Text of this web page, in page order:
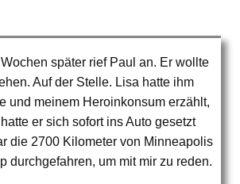
später rief Paul an. Er wollte
Auf der Stelle. Lisa hatte ihm
und meinem Heroinkonsum erzählt,
er sich sofort ins Auto gesetzt
die 2700 Kilometer von Minneapolis
durchgefahren, um mit mir zu reden.